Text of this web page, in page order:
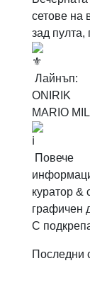
сетове на
зад пулта,
Лайнъп:
ONIRIK
MARIO
Повече
куратор &
графичен
С
Последни